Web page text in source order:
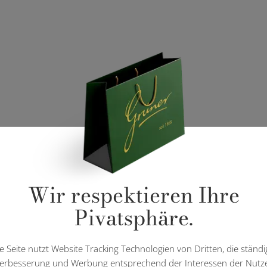
Wir respektieren Ihre
Pivatsphäre.
Seite nutzt Website Tracking Technologien von Dritten, die
und Werbung entsprechend der Interessen der